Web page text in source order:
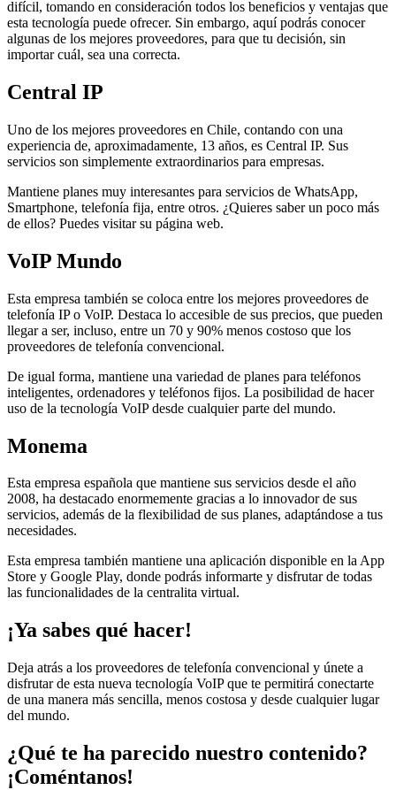
difícil, tomando en consideración todos los beneficios y ventajas que
esta tecnología puede ofrecer. Sin embargo, aquí podrás conocer
algunas de los mejores proveedores, para que tu decisión, sin
importar cuál, sea una correcta.
Central IP
Uno de los mejores proveedores en Chile, contando con una
experiencia de, aproximadamente, 13 años, es Central IP. Sus
servicios son simplemente extraordinarios para empresas.
Mantiene planes muy interesantes para servicios de WhatsApp,
Smartphone, telefonía fija, entre otros. ¿Quieres saber un poco más
de ellos? Puedes visitar su página web.
VoIP Mundo
Esta empresa también se coloca entre los mejores proveedores de
telefonía IP o VoIP. Destaca lo accesible de sus precios, que pueden
llegar a ser, incluso, entre un 70 y 90% menos costoso que los
proveedores de telefonía convencional.
De igual forma, mantiene una variedad de planes para teléfonos
inteligentes, ordenadores y teléfonos fijos. La posibilidad de hacer
uso de la tecnología VoIP desde cualquier parte del mundo.
Monema
Esta empresa española que mantiene sus servicios desde el año
2008, ha destacado enormemente gracias a lo innovador de sus
servicios, además de la flexibilidad de sus planes, adaptándose a tus
necesidades.
Esta empresa también mantiene una aplicación disponible en la App
Store y Google Play, donde podrás informarte y disfrutar de todas
las funcionalidades de la centralita virtual.
¡Ya sabes qué hacer!
Deja atrás a los proveedores de telefonía convencional y únete a
disfrutar de esta nueva tecnología VoIP que te permitirá conectarte
de una manera más sencilla, menos costosa y desde cualquier lugar
del mundo.
¿Qué te ha parecido nuestro contenido?
¡Coméntanos!